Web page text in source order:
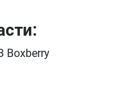
Boxberry